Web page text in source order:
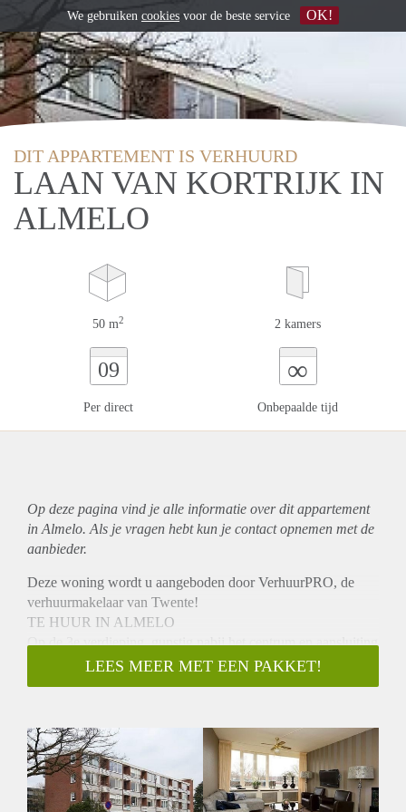
DIT APPARTEMENT IS VERHUURD
LAAN VAN KORTRIJK IN
ALMELO
50 m2 2 kamers
09
Per direct
∞
Onbepaalde tijd
Op deze pagina vind je alle informatie over ditappartement
in Almelo. Als je vragen hebt kun je contact opnemen met de
aanbieder.
Deze woning wordt u aangeboden door VerhuurPRO, de
verhuurmakelaar van Twente!
TE HUUR IN ALMELO
Op de 3e verdieping, gunstig nabij het centrum en aansluiting
A1/A35 gelegen, goed onderhouden, gemoderniseerd 2-
kamer appartement met vrij uitzicht en berging in de
Entree, hal met trappenhuis, lift en doorgang naar
gezamenlijke berging.
3e Verdieping:
Hal, woonkamer, half open moderne keuken voorzien van
LEES MEER MET EEN PAKKET!
We gebruiken cookies voor de beste service OK!